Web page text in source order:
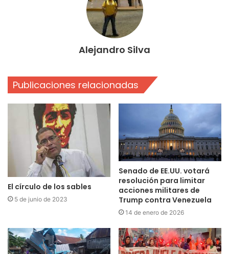
Alejandro Silva
Publicaciones relacionadas
El círculo de los sables
5 de junio de 2023
Senado de EE.UU. votará
resolución para limitar
acciones militares de
Trump contra Venezuela
14 de enero de 2026